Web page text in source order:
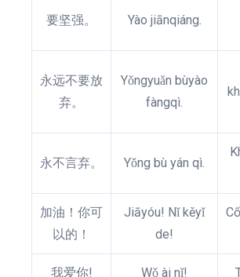
要坚强。 Yào jiānqiáng.
永远不要放
弃。
Yǒngyuǎn bùyào
fàngqì.
永不言弃。 Yǒng bù yán qì.
加油！你可
以的！
Jiāyóu! Nǐ kěyǐ
de!
我爱你! Wǒ ài nǐ!